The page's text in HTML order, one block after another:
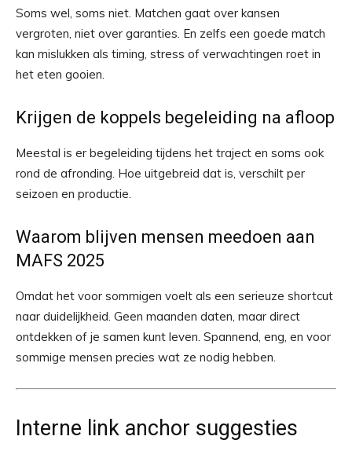
Soms wel, soms niet. Matchen gaat over kansen
vergroten, niet over garanties. En zelfs een goede match
kan mislukken als timing, stress of verwachtingen roet in
het eten gooien.
Krijgen de koppels begeleiding na afloop
Meestal is er begeleiding tijdens het traject en soms ook
rond de afronding. Hoe uitgebreid dat is, verschilt per
seizoen en productie.
Waarom blijven mensen meedoen aan
MAFS 2025
Omdat het voor sommigen voelt als een serieuze shortcut
naar duidelijkheid. Geen maanden daten, maar direct
ontdekken of je samen kunt leven. Spannend, eng, en voor
sommige mensen precies wat ze nodig hebben.
Interne link anchor suggesties